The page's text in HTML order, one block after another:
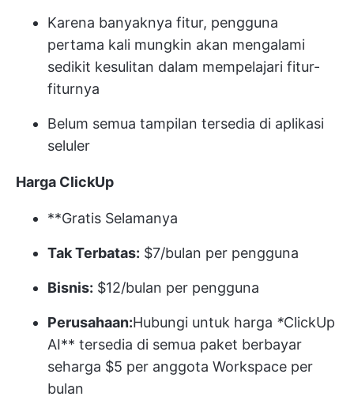
Karena banyaknya fitur, pengguna
pertama kali mungkin akan mengalami
sedikit kesulitan dalam mempelajari fitur-
fiturnya
Belum semua tampilan tersedia di aplikasi
seluler
Harga ClickUp
**Gratis Selamanya
Tak Terbatas: $7/bulan per pengguna
Bisnis: $12/bulan per pengguna
Perusahaan:Hubungi untuk harga *ClickUp
AI** tersedia di semua paket berbayar
seharga $5 per anggota Workspace per
bulan